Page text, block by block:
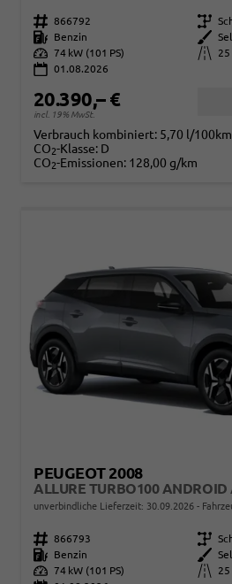
Fahrzeugnr. 866792 Getriebe
Kraftstoff
Benzin Außenfarbe
Leistung 74 kW (101 PS) Kilometerstand
25
01.08.2026
20.390,– €
incl. 19% MwSt.
Verbrauch kombiniert: 5,70 l/100km
CO2-Klasse: D
CO2-Emissionen: 128,00 g/km
PEUGEOT 2008
unverbindliche Lieferzeit: 30.09.2026
Fahrzeugnr. 866793 Getriebe
Kraftstoff
Benzin Außenfarbe
Leistung 74 kW (101 PS) Kilometerstand
25